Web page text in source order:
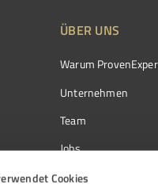
Cookies
ÜBER UNS
Warum
Unternehmen
Team
Jobs
Kundenstimmen